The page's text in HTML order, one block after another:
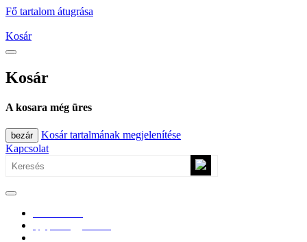
Fő tartalom átugrása
Kosár
Kosár
A kosara még üres
bezár
Kosár tartalmának megjelenítése
Kapcsolat